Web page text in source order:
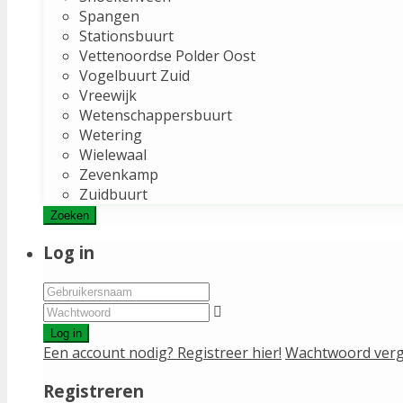
Spangen
Stationsbuurt
Vettenoordse Polder Oost
Vogelbuurt Zuid
Vreewijk
Wetenschappersbuurt
Wetering
Wielewaal
Zevenkamp
Zuidbuurt
Zoeken
Log in
Log in
Een account nodig? Registreer hier! Wachtwoord
Registreren